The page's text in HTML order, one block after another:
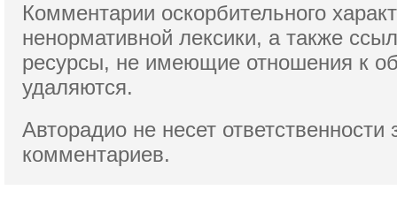
Комментарии оскорбительного
ненормативной лексики, а также
ресурсы, не имеющие отношения к
удаляются.
Авторадио не несет ответственности
комментариев.